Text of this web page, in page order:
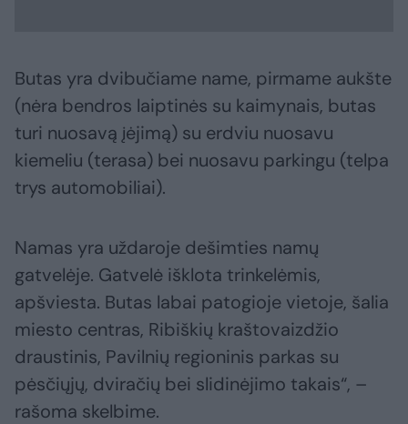
Butas yra dvibučiame name, pirmame aukšte
(nėra bendros laiptinės su kaimynais, butas
turi nuosavą įėjimą) su erdviu nuosavu
kiemeliu (terasa) bei nuosavu parkingu (telpa
trys automobiliai).
Namas yra uždaroje dešimties namų
gatvelėje. Gatvelė išklota trinkelėmis,
apšviesta. Butas labai patogioje vietoje, šalia
miesto centras, Ribiškių kraštovaizdžio
draustinis, Pavilnių regioninis parkas su
pėsčiųjų, dviračių bei slidinėjimo takais“, –
rašoma skelbime.